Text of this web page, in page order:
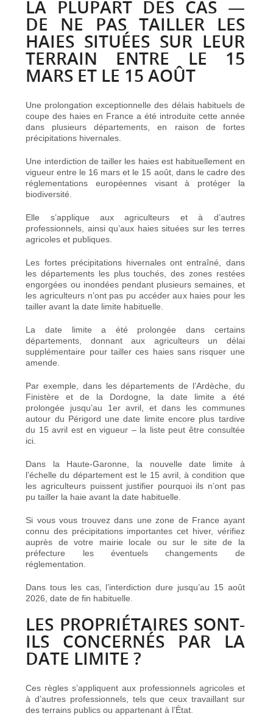
LA PLUPART DES CAS —
DE NE PAS TAILLER LES
HAIES SITUÉES SUR LEUR
TERRAIN ENTRE LE 15
MARS ET LE 15 AOÛT
Une prolongation exceptionnelle des délais habituels de
coupe des haies en France a été introduite cette année
dans plusieurs départements, en raison de fortes
précipitations hivernales.
Une interdiction de tailler les haies est habituellement en
vigueur entre le 16 mars et le 15 août, dans le cadre des
réglementations européennes visant à protéger la
biodiversité.
Elle s’applique aux agriculteurs et à d’autres
professionnels, ainsi qu’aux haies situées sur les terres
agricoles et publiques.
Les fortes précipitations hivernales ont entraîné, dans
les départements les plus touchés, des zones restées
engorgées ou inondées pendant plusieurs semaines, et
les agriculteurs n’ont pas pu accéder aux haies pour les
tailler avant la date limite habituelle.
La date limite a été prolongée dans certains
départements, donnant aux agriculteurs un délai
supplémentaire pour tailler ces haies sans risquer une
amende.
Par exemple, dans les départements de l’Ardèche, du
Finistère et de la Dordogne, la date limite a été
prolongée jusqu’au 1er avril, et dans les communes
autour du Périgord une date limite encore plus tardive
du 15 avril est en vigueur – la liste peut être consultée
ici.
Dans la Haute-Garonne, la nouvelle date limite à
l’échelle du département est le 15 avril, à condition que
les agriculteurs puissent justifier pourquoi ils n’ont pas
pu tailler la haie avant la date habituelle.
Si vous vous trouvez dans unezone de France ayant
connu des précipitations importantes cet hiver, vérifiez
auprès de votre mairie locale ou sur le site de la
préfecture les éventuels changements de
réglementation.
Dans tous les cas, l’interdiction dure jusqu’au 15 août
2026, date de fin habituelle.
LES PROPRIÉTAIRES SONT-
ILS CONCERNÉS PAR LA
DATE LIMITE ?
Ces règles s’appliquent aux professionnels agricoles et
à d’autres professionnels, tels que ceux travaillant sur
des terrains publics ou appartenant à l’État